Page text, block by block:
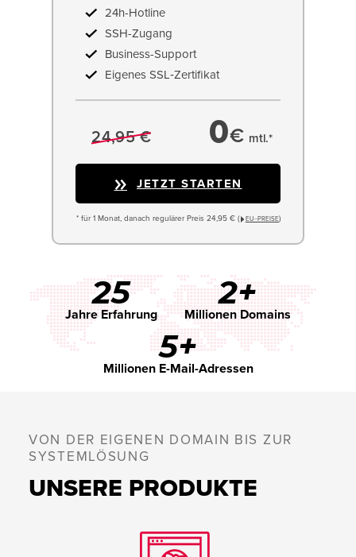
24h-Hotline
SSH-Zugang
Business-Support
Eigenes SSL‑Zertifikat
24,95 € 0€ mtl.*
JETZT STARTEN
* für 1 Monat, danach regulärer Preis 24,95 € ( EU−PREISE)
25
Jahre Erfahrung
2+
Millionen Domains
5+
Millionen E-Mail-Adressen
VON DER EIGENEN DOMAIN BIS ZUR
SYSTEMLÖSUNG
UNSERE PRODUKTE